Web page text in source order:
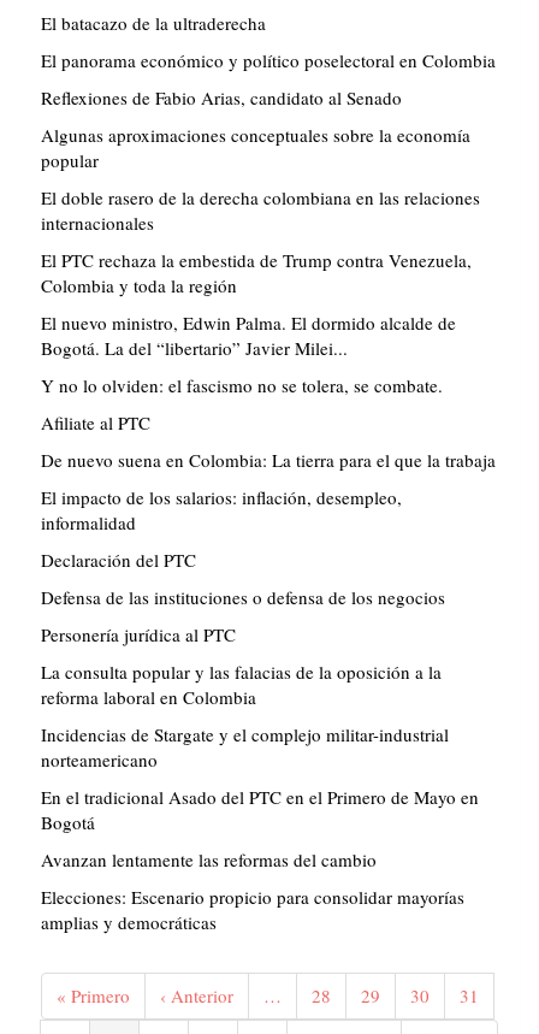
El batacazo de la ultraderecha
El panorama económico y político poselectoral en Colombia
Reflexiones de Fabio Arias, candidato al Senado
Algunas aproximaciones conceptuales sobre la economía
popular
El doble rasero de la derecha colombiana en las relaciones
internacionales
El PTC rechaza la embestida de Trump contra Venezuela,
Colombia y toda la región
El nuevo ministro, Edwin Palma. El dormido alcalde de
Bogotá. La del “libertario” Javier Milei...
Y no lo olviden: el fascismo no se tolera, se combate.
Afiliate al PTC
De nuevo suena en Colombia: La tierra para el que la trabaja
El impacto de los salarios: inflación, desempleo,
informalidad
Declaración del PTC
Defensa de las instituciones o defensa de los negocios
Personería jurídica al PTC
La consulta popular y las falacias de la oposición a la
reforma laboral en Colombia
Incidencias de Stargate y el complejo militar-industrial
norteamericano
En el tradicional Asado del PTC en el Primero de Mayo en
Bogotá
Avanzan lentamente las reformas del cambio
Elecciones: Escenario propicio para consolidar mayorías
amplias y democráticas
Paginación
Primera
página
« Primero
Página
anterior
‹ Anterior … Página
28 Página
29 Página
30 Página
31